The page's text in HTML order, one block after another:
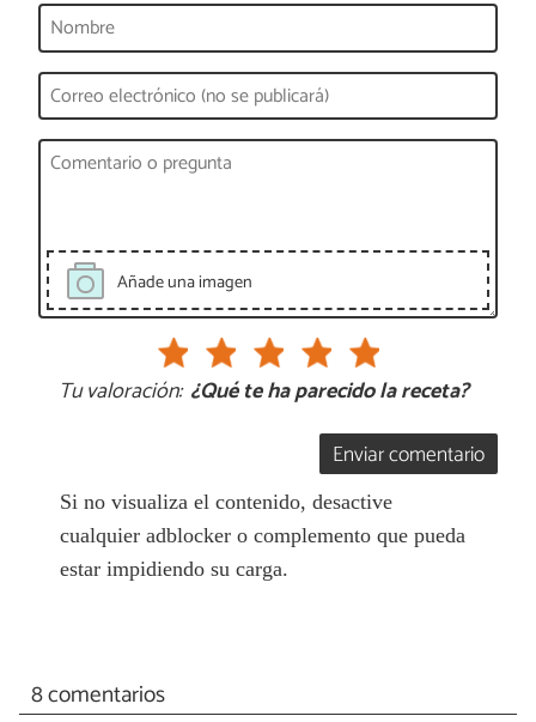
Añade una imagen
Tu valoración: ¿Qué te ha parecido la receta?
Enviar comentario
Si no visualiza el contenido, desactive
cualquier adblocker o complemento que pueda
estar impidiendo su carga.
8 comentarios